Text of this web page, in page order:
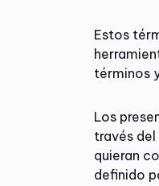
Estos
términos
Los
través del
quieran
definido